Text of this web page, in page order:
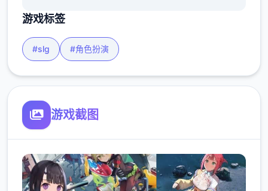
游戏标签
#slg #角色扮演
游戏截图